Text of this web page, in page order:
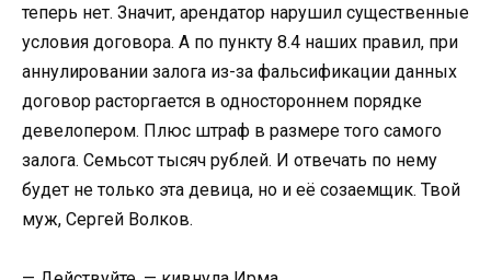
теперь нет. Значит, арендатор нарушил существенные
условия договора. А по пункту 8.4 наших правил, при
аннулировании залога из-за фальсификации данных
договор расторгается в одностороннем порядке
девелопером. Плюс штраф в размере того самого
залога. Семьсот тысяч рублей. И отвечать по нему
будет не только эта девица, но и её созаемщик. Твой
муж, Сергей Волков.